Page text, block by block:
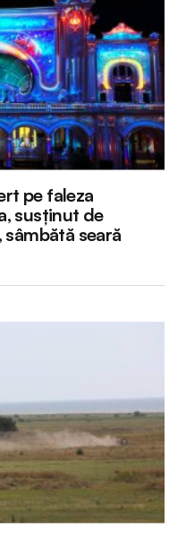
pe faleza
susținut de
seară